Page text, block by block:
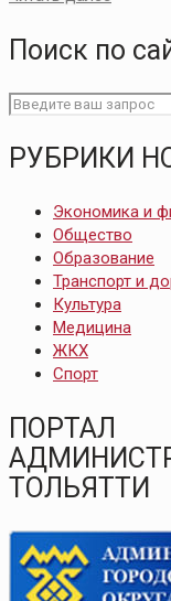
Поиск по
РУБРИКИ
Экономика и
Общество
Образование
Транспорт и
Культура
Медицина
ЖКХ
Спорт
ПОРТАЛ
ТОЛЬЯТТИ